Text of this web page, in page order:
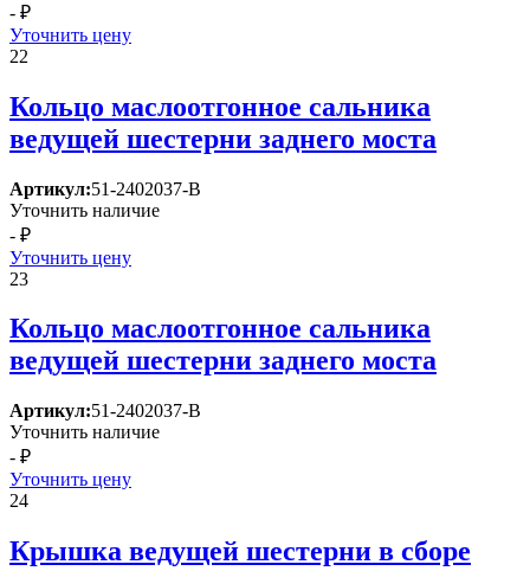
- ₽
Уточнить цену
22
Кольцо маслоотгонное сальника
ведущей шестерни заднего моста
Артикул:51-2402037-В
Уточнить наличие
- ₽
Уточнить цену
23
Кольцо маслоотгонное сальника
ведущей шестерни заднего моста
Артикул:51-2402037-В
Уточнить наличие
- ₽
Уточнить цену
24
Крышка ведущей шестерни в сборе